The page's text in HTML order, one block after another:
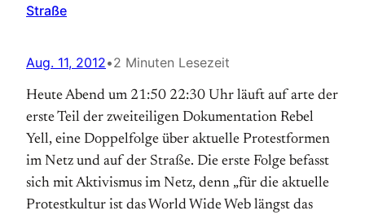
Straße
Aug. 11, 2012•2 Minuten Lesezeit
Heute Abend um 21:50 22:30 Uhr läuft auf arte der
erste Teil der zweiteiligen Dokumentation Rebel
Yell, eine Doppelfolge über aktuelle Protestformen
im Netz und auf der Straße. Die erste Folge befasst
sich mit Aktivismus im Netz, denn „für die aktuelle
Protestkultur ist das World Wide Web längst das